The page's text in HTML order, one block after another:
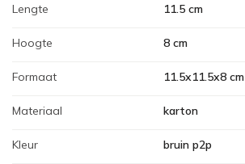
Lengte 11.5 cm
Hoogte 8 cm
Formaat 11.5x11.5x8 cm
Materiaal karton
Kleur bruin p2p